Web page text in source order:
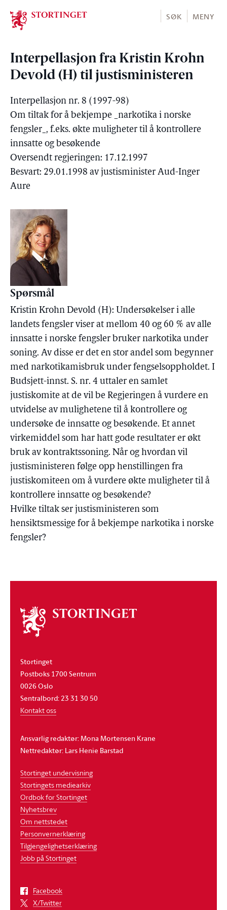
Stortinget.no
SØK MENY
Interpellasjon fra Kristin Krohn
Devold (H) til justisministeren
Interpellasjon nr. 8 (1997-98)
Om tiltak for å bekjempe _narkotika i norske
fengsler_, f.eks. økte muligheter til å kontrollere
innsatte og besøkende
Oversendt regjeringen: 17.12.1997
Besvart: 29.01.1998 av justisminister Aud-Inger
Aure
Spørsmål
Kristin Krohn Devold (H): Undersøkelser i alle
landets fengsler viser at mellom 40 og 60 % av alle
innsatte i norske fengsler bruker narkotika under
soning. Av disse er det en stor andel som begynner
med narkotikamisbruk under fengselsoppholdet. I
Budsjett-innst. S. nr. 4 uttaler en samlet
justiskomite at de vil be Regjeringen å vurdere en
utvidelse av mulighetene til å kontrollere og
undersøke de innsatte og besøkende. Et annet
virkemiddel som har hatt gode resultater er økt
bruk av kontraktssoning. Når og hvordan vil
justisministeren følge opp henstillingen fra
justiskomiteen om å vurdere økte muligheter til å
kontrollere innsatte og besøkende?
Hvilke tiltak ser justisministeren som
hensiktsmessige for å bekjempe narkotika i norske
fengsler?
Om
stortinget
Stortinget
Postboks 1700 Sentrum
0026 Oslo
Sentralbord: 23 31 30 50
Kontakt oss
Ansvarlig redaktør: Mona Mortensen Krane
Nettredaktør: Lars Henie Barstad
Stortinget undervisning
Stortingets mediearkiv
Ordbok for Stortinget
Nyhetsbrev
Om nettstedet
Personvernerklæring
Tilgjengelighetserklæring
Jobb på Stortinget
Facebook
X/Twitter